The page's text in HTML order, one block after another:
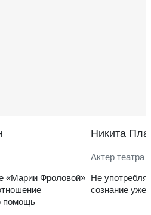
«Марии Фроловой»
помощь
Никита
Актер театра
Не
сознание уже